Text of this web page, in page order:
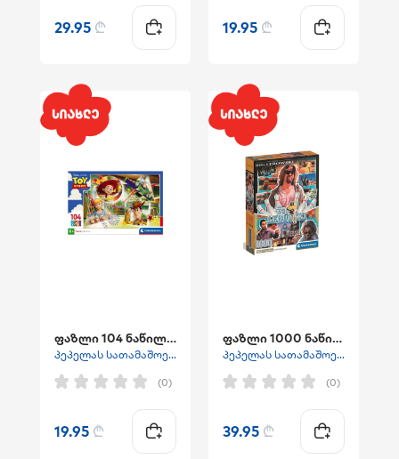
29.95 ₾ 19.95 ₾
ფაზლი 104 ნაწილიანი " სათამაშოების ისტორია"
პეპელას სათამაშოები
(0)
19.95 ₾
ფაზლი 1000 ნაწილიანი "BIG LEBOWSKY"
პეპელას სათამაშოები
(0)
39.95 ₾